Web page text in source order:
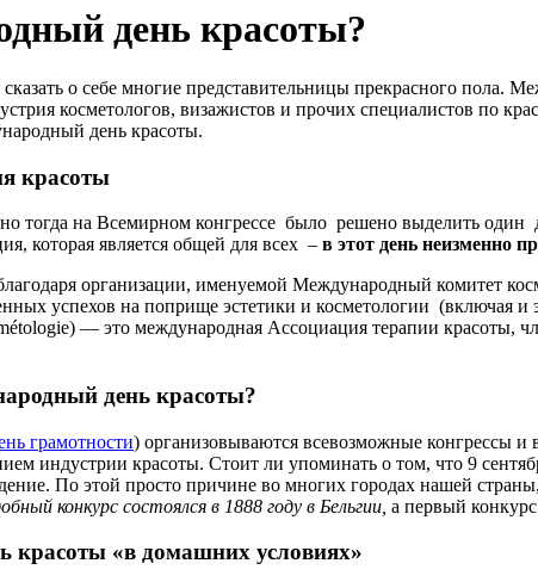
день красоты?
о себе многие представительницы прекрасного пола.
косметологов, визажистов и прочих специалистов по
день красоты.
красоты
тогда на Всемирном конгрессе было решено выделить
которая является общей для всех – в этот день неизменно
организации, именуемой Международный комитет
успехов на поприще эстетики и косметологии
— это международная Ассоциация терапии красоты,
день красоты?
грамотности) организовываются всевозможные конгрессы
индустрии красоты. Стоит ли упоминать о том, что 9
По этой просто причине во многих городах нашей
конкурс состоялся в 1888 году в Бельгии, а первый
красоты «в домашних условиях»